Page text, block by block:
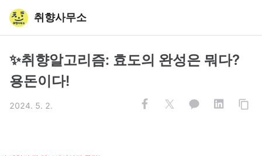
취향사무소
✨취향알고리즘: 효도의 완성은 뭐다?
용돈이다!
2024. 5. 2.